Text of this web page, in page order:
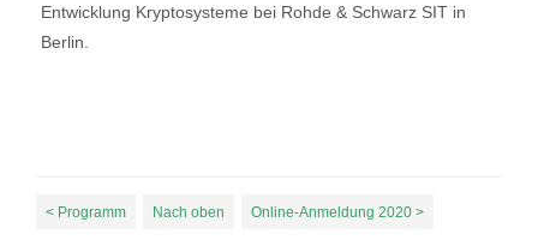
Entwicklung Kryptosysteme bei Rohde & Schwarz SIT in
Berlin.
< Programm Nach oben Online-Anmeldung 2020 >